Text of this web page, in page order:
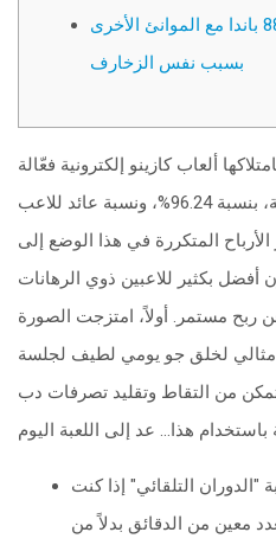
قارن موقع 888 باندا مع الموانئ الأخرى
بسبب نفس الزخارف
ألعاب كازينو إلكترونية فعّالة
ذات نسب دفع مربحة، بنسبة 96.24%، ونسبة عائد للاعب (RTP) في
الأرباح المتكررة في هذا الوضع إلى
أفضل بكثير للاعبين ذوي الرهانات
ربح مستمر. أولاً، امتزجت الصورة
لخلق جو يومي لطيف لجلسة
تمكن من التقاط وتقليد تصرفات دب
"الدوران التلقائي" إذا كنت
معين من الدقائق بدلاً من